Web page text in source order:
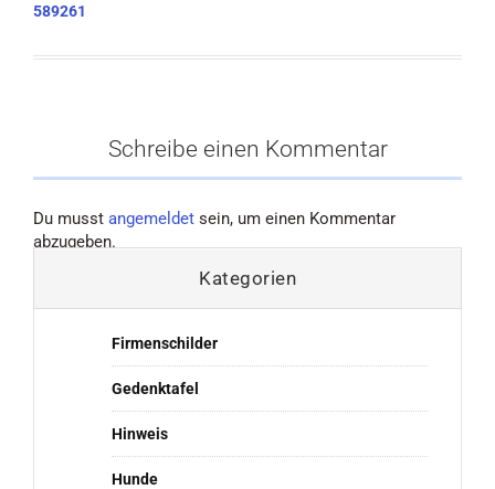
589261
Schreibe einen Kommentar
Du musst angemeldet sein, um einen Kommentar
abzugeben.
Kategorien
Firmenschilder
Gedenktafel
Hinweis
Hunde